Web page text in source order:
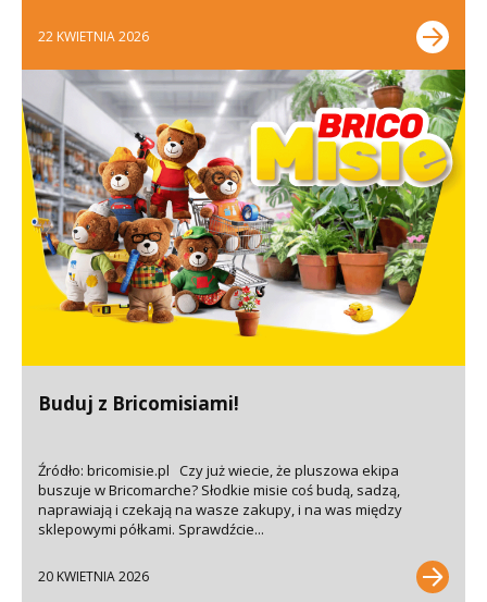
22 KWIETNIA 2026
Buduj z Bricomisiami!
Źródło: bricomisie.pl Czy już wiecie, że pluszowa ekipa
buszuje w Bricomarche? Słodkie misie coś budą, sadzą,
naprawiają i czekają na wasze zakupy, i na was między
sklepowymi półkami. Sprawdźcie...
20 KWIETNIA 2026